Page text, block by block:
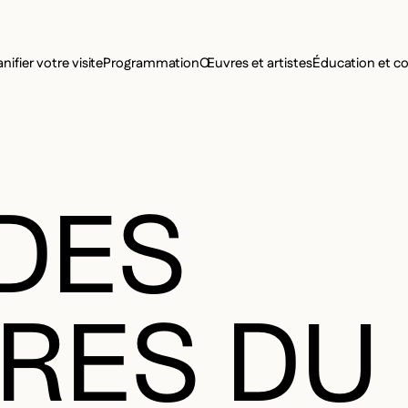
MENU
votre visite Programmation Œuvres et artistes Éducation et